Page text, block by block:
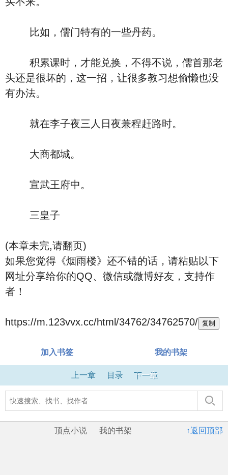
比如，儒门特有的一些丹药。
积累课时，才能兑换，不得不说，儒首那老
头还是很坏的，这一招，让很多教习想偷懒也没
有办法。
就在李子夜三人日夜兼程赶路时。
大商都城。
宣武王府中。
三皇子
(本章未完,请翻页)
如果您觉得《烟雨楼》还不错的话，请粘贴以下
网址分享给你的QQ、微信或微博好友，支持作
者！
https://m.123vvx.cc/html/34762/34762570/ 复制
加入书签 我的书架
上一章 目录 下一章
↑返回顶部
顶点小说 我的书架